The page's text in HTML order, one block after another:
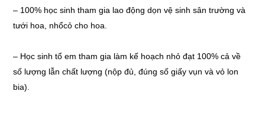
– 100% học sinh tham gia lao động dọn vệ sinh sân trường và
tưới hoa, nhổcỏ cho hoa.
– Học sinh tổ em tham gia làm kế hoạch nhỏ đạt 100% cả về
số lượng lẫn chất lượng (nộp đủ, đúng số giấy vụn và vỏ lon
bia).